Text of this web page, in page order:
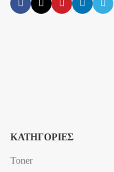
ΚΑΤΗΓΟΡΙΕΣ
Toner